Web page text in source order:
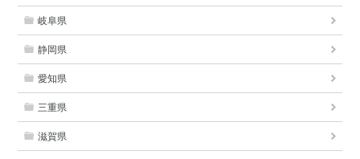
岐阜県
静岡県
愛知県
三重県
滋賀県